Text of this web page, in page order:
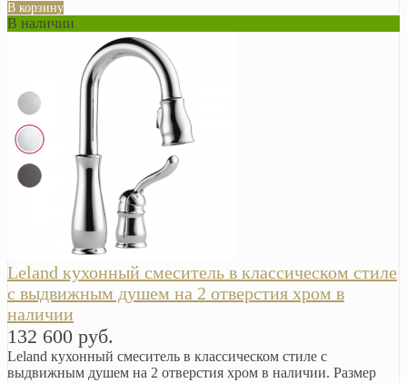
В корзину
В наличии
Leland кухонный смеситель в классическом стиле
с выдвижным душем на 2 отверстия хром в
наличии
132 600 руб.
Leland кухонный смеситель в классическом стиле с
выдвижным душем на 2 отверстия хром в наличии. Размер